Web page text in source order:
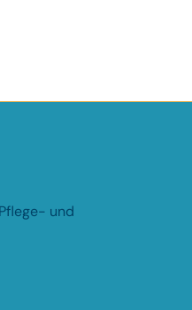
und